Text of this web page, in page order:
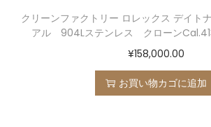
クリーンファクトリー ロレックス デイト
アル 904Lステンレス クローン
¥158,000.00
お買い物カゴに追加